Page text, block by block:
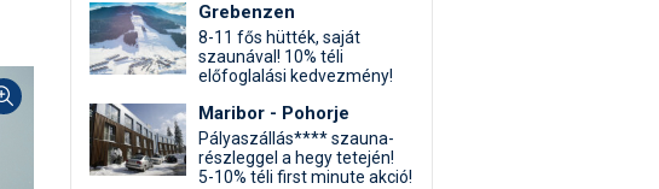
Grebenzen
8-11 fős hütték, saját
szaunával! 10% téli
előfoglalási kedvezmény!
Maribor - Pohorje
Pályaszállás**** szauna-
részleggel a hegy tetején!
5-10% téli first minute akció!